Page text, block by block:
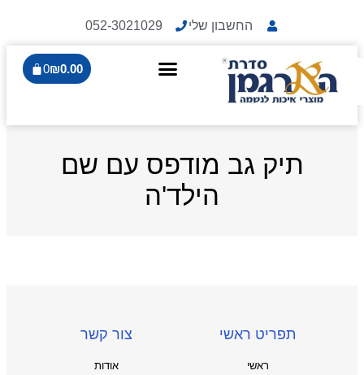
החשבון שלי 052-3021029
₪0.00
0
תיק גב מודפס עם שם
הילד'ה
תפריט ראשי
ראשי
צור קשר
אודות